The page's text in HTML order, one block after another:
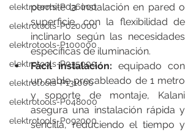
elektrotools-P036000
elektrotools-P020000
elektrotools-P100000
elektrotools-P035000
elektrotools-P131000
elektrotools-P048000
elektrotools-P092000
permite la instalación en pared o
superficie, con la flexibilidad de
inclinarlo según las necesidades
específicas de iluminación.
Fácil instalación: equipado con
un cable precableado de 1 metro
y soporte de montaje, Kalani
asegura una instalación rápida y
sencilla, reduciendo el tiempo y